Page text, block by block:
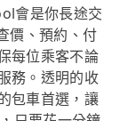
會是你長途交
價、預約、付
每位乘客不論
務。透明的收
包車首選，讓